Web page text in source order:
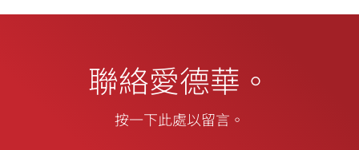
聯絡愛德華。
按一下此處以留言。